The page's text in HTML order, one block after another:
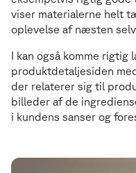
viser materialerne helt
oplevelse af næsten
I kan også komme
produktdetaljesiden
der relaterer sig til
billeder af de
i kundens sanser og